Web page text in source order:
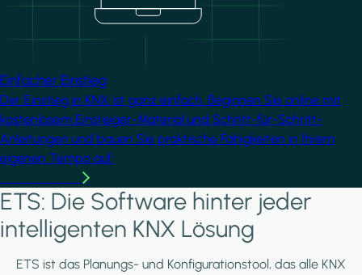
Einfacher Einstieg
Der Einstieg in KNX ist ganz einfach. Beginnen Sie online mit
kostenlosem Einsteiger-Material und Schritt-für-Schritt-
Anleitungen und bauen Sie praktische Fähigkeiten in Ihrem
eigenen Tempo auf.
ETS: Die Software hinter jeder
intelligenten KNX Lösung
ETS ist das Planungs- und Konfigurationstool, das alle KNX